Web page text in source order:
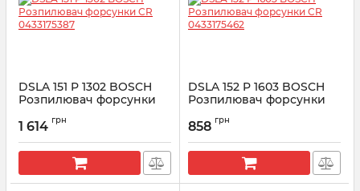
DSLA 151 P 1302 BOSCH
Розпилювач форсунки
Артикул:
1 614 грн
DSLA 152 P 1603 BOSCH
Розпилювач форсунки
Артикул:
858 грн